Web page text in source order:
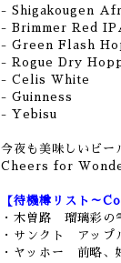
- Shigakougen
- Brimmer Red
- Green Flash
- Rogue Dry
- Celis White
- Guinness
- Yebisu
今夜も美味しいビー
Cheers for
【待機樽リスト～
・木曽路 瑠璃彩の
・サンクト アップ
・ヤッホー 前略、